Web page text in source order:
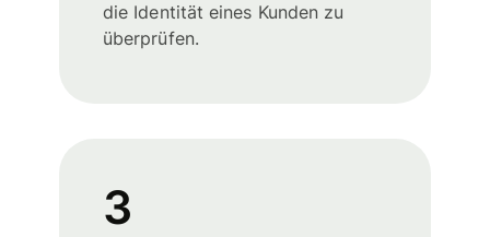
die Identität eines Kunden zu
überprüfen.
3